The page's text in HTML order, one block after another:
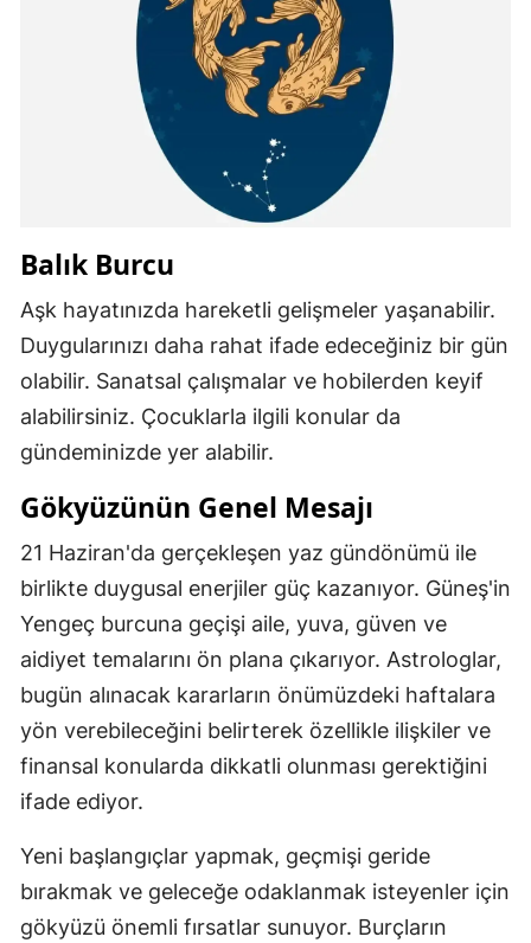
Balık Burcu
Aşk hayatınızda hareketli gelişmeler yaşanabilir.
Duygularınızı daha rahat ifade edeceğiniz bir gün
olabilir. Sanatsal çalışmalar ve hobilerden keyif
alabilirsiniz. Çocuklarla ilgili konular da
gündeminizde yer alabilir.
Gökyüzünün Genel Mesajı
21 Haziran'da gerçekleşen yaz gündönümü ile
birlikte duygusal enerjiler güç kazanıyor. Güneş'in
Yengeç burcuna geçişi aile, yuva, güven ve
aidiyet temalarını ön plana çıkarıyor. Astrologlar,
bugün alınacak kararların önümüzdeki haftalara
yön verebileceğini belirterek özellikle ilişkiler ve
finansal konularda dikkatli olunması gerektiğini
ifade ediyor.
Yeni başlangıçlar yapmak, geçmişi geride
bırakmak ve geleceğe odaklanmak isteyenler için
gökyüzü önemli fırsatlar sunuyor. Burçların